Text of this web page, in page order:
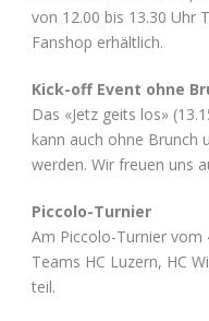
von 12.00 bis 13.30 Uhr
Fanshop erhältlich.
Kick-off Event ohne
Das «Jetz geits los»
kann auch ohne Brunch
werden. Wir freuen uns
Piccolo-Turnier
Am Piccolo-Turnier vom
Teams HC Luzern, HC
teil.